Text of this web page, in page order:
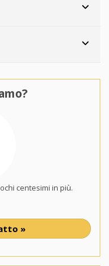
centesimi in più.
»